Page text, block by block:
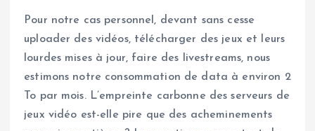
Pour notre cas personnel, devant sans cesse
uploader des vidéos, télécharger des jeux et leurs
lourdes mises à jour, faire des livestreams, nous
estimons notre consommation de data à environ 2
To par mois. L’empreinte carbonne des serveurs de
jeux vidéo est-elle pire que des acheminements